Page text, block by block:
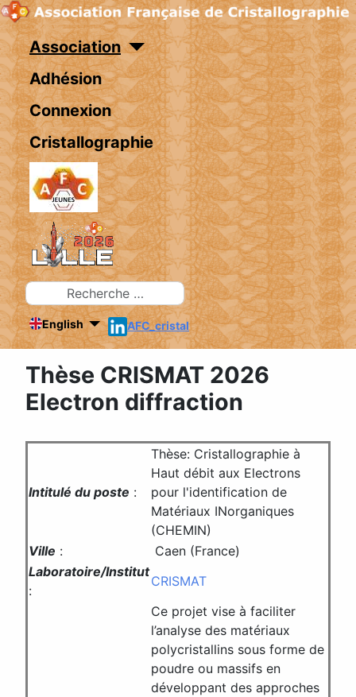
Association
Adhésion
Connexion
Cristallographie
Rechercher
English AFC_cristal
Thèse CRISMAT 2026
Electron diffraction
Intitulé du poste :
Thèse: Cristallographie à
Haut débit aux Electrons
pour l'identification de
Matériaux INorganiques
(CHEMIN)
Ville :
Caen (France)
Laboratoire/Institut
:
CRISMAT
Ce projet vise à faciliter
l’analyse des matériaux
polycristallins sous forme de
poudre ou massifs en
développant des approches